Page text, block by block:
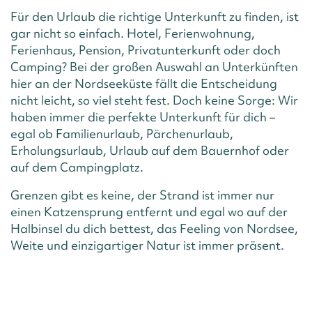
Für den Urlaub die richtige Unterkunft zu finden, ist
gar nicht so einfach. Hotel, Ferienwohnung,
Ferienhaus, Pension, Privatunterkunft oder doch
Camping? Bei der großen Auswahl an Unterkünften
hier an der Nordseeküste fällt die Entscheidung
nicht leicht, so viel steht fest. Doch keine Sorge: Wir
haben immer die perfekte Unterkunft für dich –
egal ob Familienurlaub, Pärchenurlaub,
Erholungsurlaub, Urlaub auf dem Bauernhof oder
auf dem Campingplatz.
Grenzen gibt es keine, der Strand ist immer nur
einen Katzensprung entfernt und egal wo auf der
Halbinsel du dich bettest, das Feeling von Nordsee,
Weite und einzigartiger Natur ist immer präsent.